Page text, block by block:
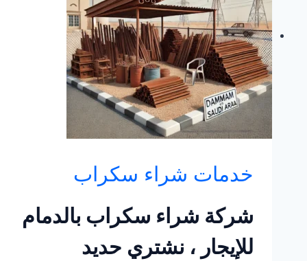
الأسعار
خدمات شراء سكراب
شركة شراء سكراب بالدمام
للإيجار ، نشتري حديد